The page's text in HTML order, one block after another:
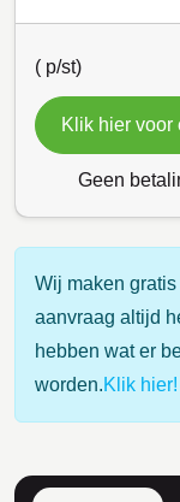
( p/st)
Klik hier voor
Geen
Wij maken
aanvraag altijd
hebben wat er
worden.Klik hier!